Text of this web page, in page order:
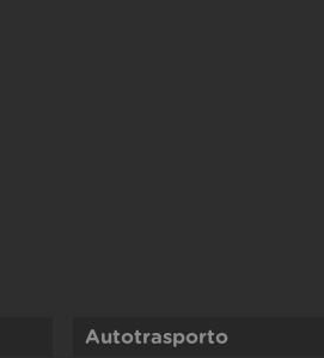
Autotrasporto